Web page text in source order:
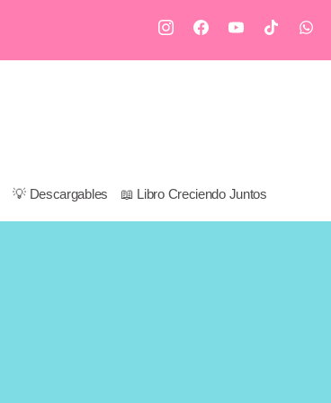
💡 Descargables 📖 Libro Creciendo Juntos